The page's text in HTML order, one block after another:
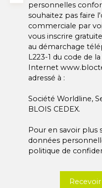
personnelles
souhaitez pas faire
commerciale par
vous inscrire
au démarchage
L223-1 du code de
Internet
adressé à :
Société Worldline,
BLOIS CEDEX.
Pour en savoir plus
données
politique de